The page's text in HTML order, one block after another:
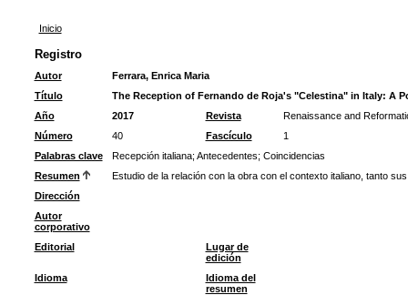
Inicio
Registro
Autor
Ferrara, Enrica Maria
Título
The Reception of Fernando de Roja's "Celestina" in Italy: A
Año
2017 Revista
Renaissance and
Número
40 Fascículo
1
Palabras clave
Recepción italiana; Antecedentes; Coincidencias
Resumen
Estudio de la relación con la obra con el contexto italiano, tanto
Dirección
Autor
corporativo
Editorial
Lugar de
edición
Idioma
Idioma del
resumen